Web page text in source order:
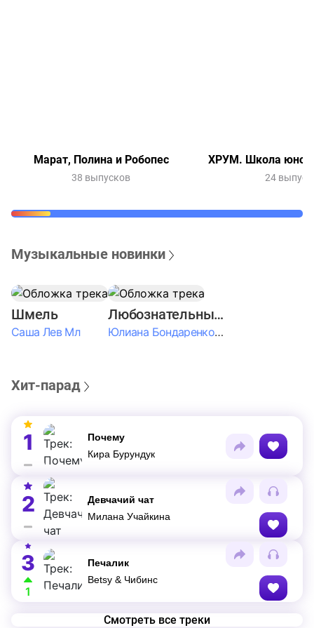
Марат, Полина и Робопес
38 выпусков
ХРУМ. Школа
24
Музыкальные новинки
Шмель
Саша Лев Мл
Любознательные Дети
Юлиана Бондаренко & Амелия Колпакова & Егор Егоров & Валерия Шевченко & Ксюша Косичкина
Хит-парад
1
Почему
Кира Бурундук
2
Девчачий чат
Милана Учайкина
3
1
Печалик
Betsy & Чибинс
Смотреть все треки